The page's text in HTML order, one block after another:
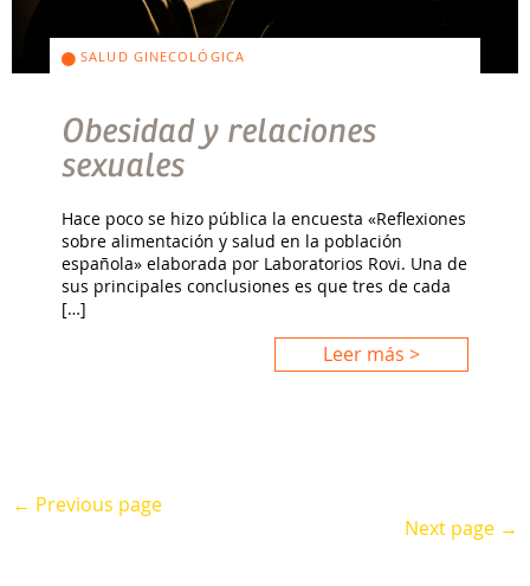
SALUD GINECOLÓGICA
Obesidad y relaciones
sexuales
Hace poco se hizo pública la encuesta «Reflexiones
sobre alimentación y salud en la población
española» elaborada por Laboratorios Rovi. Una de
sus principales conclusiones es que tres de cada
[…]
Leer más >
← Previous page
Next page →